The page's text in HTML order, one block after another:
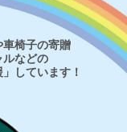
椅子の寄贈
ルなどの
しています！